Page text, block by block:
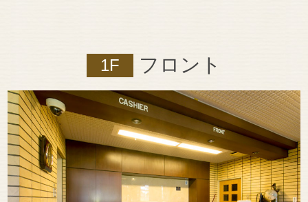
1F フロント